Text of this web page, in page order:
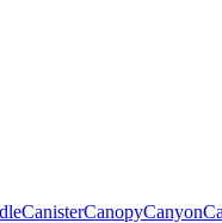
CanisterCanopyCanyon